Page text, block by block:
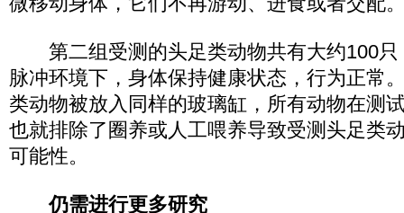
第二组受测的头足类动物共有大约100只
脉冲环境下，身体保持健康状态，行为正常
类动物被放入同样的玻璃缸，所有动物在测
也就排除了圈养或人工喂养导致受测头足类
可能性。
仍需进行更多研究